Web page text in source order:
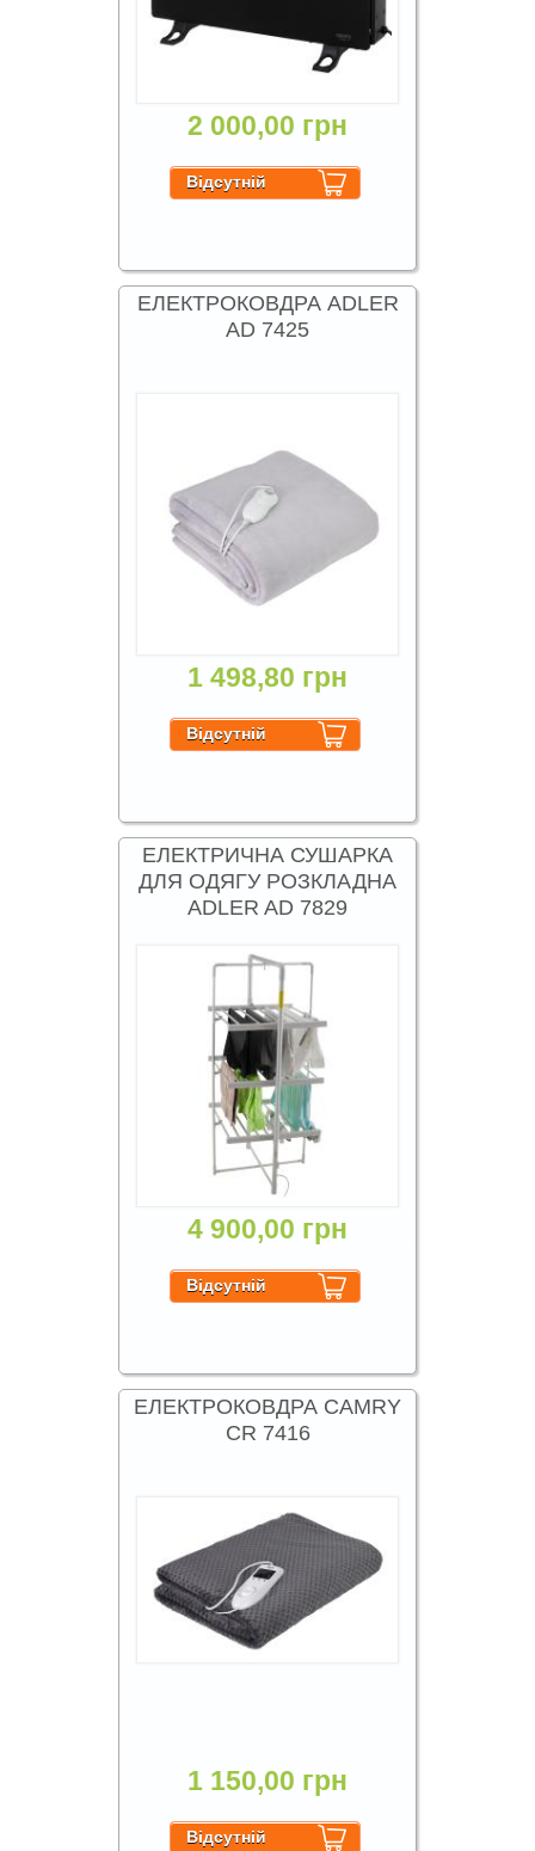
2 000,00 грн
ЕЛЕКТРОКОВДРА ADLER
AD 7425
1 498,80 грн
ЕЛЕКТРИЧНА СУШАРКА
ДЛЯ ОДЯГУ РОЗКЛАДНА
ADLER AD 7829
4 900,00 грн
ЕЛЕКТРОКОВДРА CAMRY
CR 7416
1 150,00 грн